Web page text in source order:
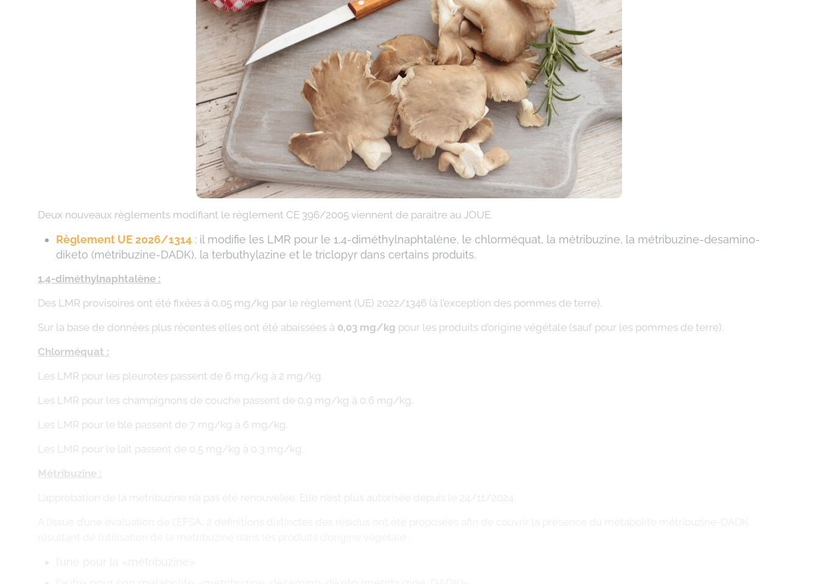
Deux nouveaux règlements modifiant le règlement CE 396/2005 viennent de paraitre au JOUE.
Règlement UE 2026/1314 : il modifie les LMR pour le 1,4-diméthylnaphtalène, le chlorméquat, la métribuzine, la métribuzine-desamino-
diketo (métribuzine-DADK), la terbuthylazine et le triclopyr dans certains produits.
1,4-diméthylnaphtalène :
Des LMR provisoires ont été fixées à 0,05 mg/kg par le règlement (UE) 2022/1346 (à l’exception des pommes de terre).
Sur la base de données plus récentes elles ont été abaissées à 0,03 mg/kg pour les produits d’origine végétale (sauf pour les pommes de terre).
Chlorméquat :
Les LMR pour les pleurotes passent de 6 mg/kg à 2 mg/kg.
Les LMR pour les champignons de couche passent de 0,9 mg/kg à 0,6 mg/kg.
Les LMR pour le blé passent de 7 mg/kg à 6 mg/kg.
Les LMR pour le lait passent de 0,5 mg/kg à 0,3 mg/kg.
Métribuzine :
L’approbation de la métribuzine n’a pas été renouvelée. Elle n’est plus autorisée depuis le 24/11/2024.
l’une pour la «métribuzine»